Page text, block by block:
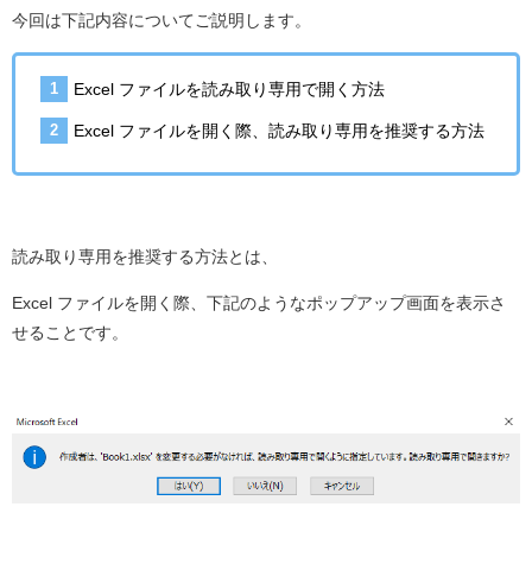
今回は下記内容についてご説明します。
Excel ファイルを読み取り専用で開く方法
Excel ファイルを開く際、読み取り専用を推奨する方法
読み取り専用を推奨する方法とは、
Excel ファイルを開く際、下記のようなポップアップ画面を表示さ
せることです。